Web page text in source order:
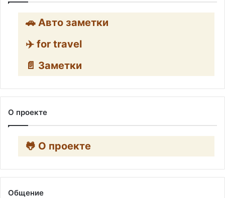
🚗 Авто заметки
✈️ for travel
📄 Заметки
О проекте
🐸 О проекте
Общение